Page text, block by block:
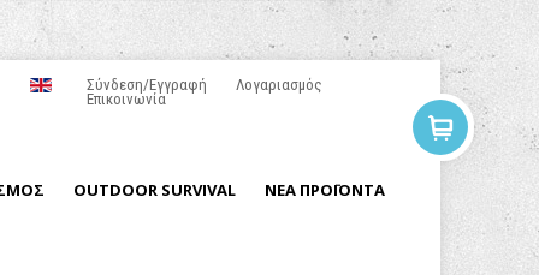
Σύνδεση/Εγγραφή
Λογαριασμός
Επικοινωνία
OUTDOOR SURVIVAL ΝΕΑ ΠΡΟΪΟΝΤΑ